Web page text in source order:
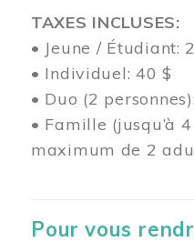
TAXES INCLUSES:
• Jeune / Étudiant:
• Individuel: 40 $
• Duo (2
• Famille (jusqu’à
maximum de 2
Pour vous